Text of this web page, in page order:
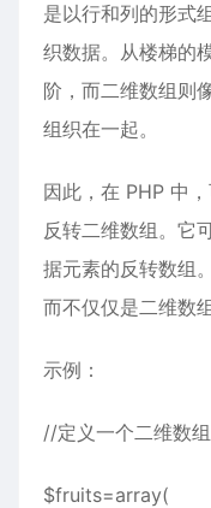
是以行和列的形式
织数据。从楼梯的
阶，而二维数组则
组织在一起。
因此，在 PHP 中
反转二维数组。它
据元素的反转数组
而不仅仅是二维数组
示例：
//定义一个二维数组
$fruits=array(